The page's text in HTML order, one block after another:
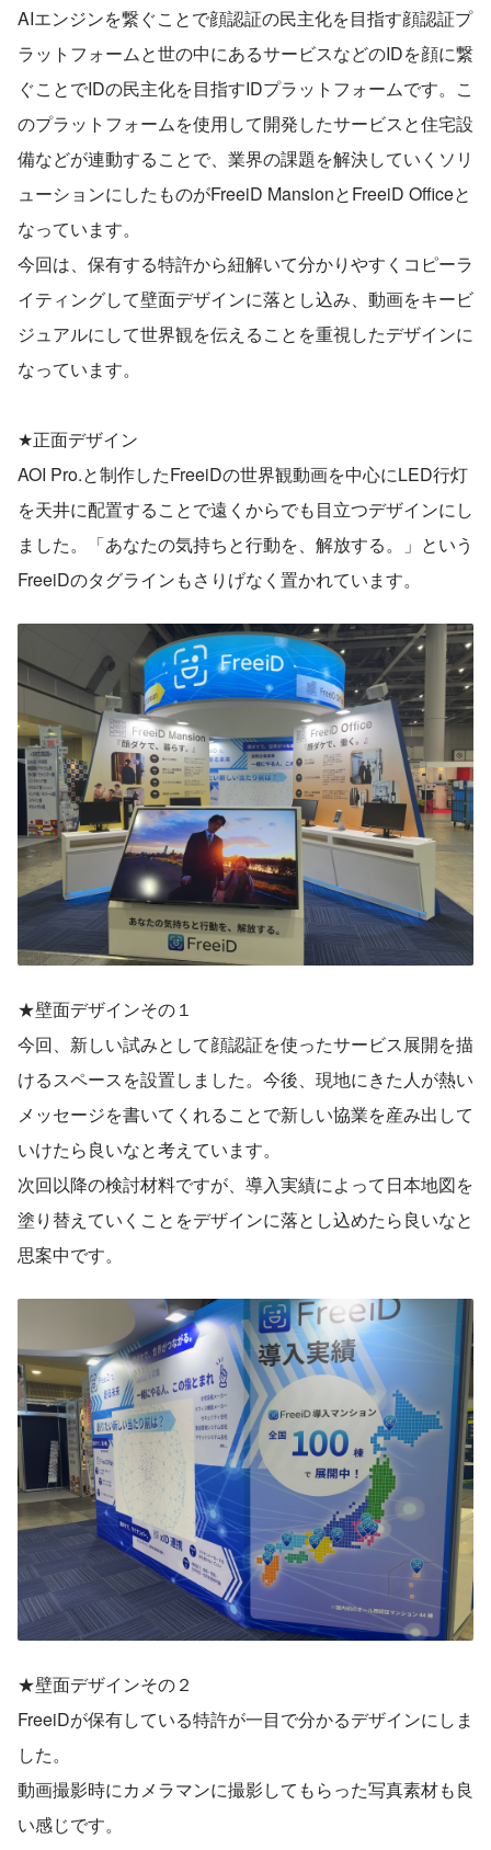
AIエンジンを繋ぐことで顔認証の民主化を目指す顔認証プ
ラットフォームと世の中にあるサービスなどのIDを顔に繋
ぐことでIDの民主化を目指すIDプラットフォームです。こ
のプラットフォームを使用して開発したサービスと住宅設
備などが連動することで、業界の課題を解決していくソリ
ューションにしたものがFreeiD MansionとFreeiD Officeと
なっています。
今回は、保有する特許から紐解いて分かりやすくコピーラ
イティングして壁面デザインに落とし込み、動画をキービ
ジュアルにして世界観を伝えることを重視したデザインに
なっています。
★正面デザイン
AOI Pro.と制作したFreeiDの世界観動画を中心にLED行灯
を天井に配置することで遠くからでも目立つデザインにし
ました。「あなたの気持ちと行動を、解放する。」という
FreeiDのタグラインもさりげなく置かれています。
★壁面デザインその１
今回、新しい試みとして顔認証を使ったサービス展開を描
けるスペースを設置しました。今後、現地にきた人が熱い
メッセージを書いてくれることで新しい協業を産み出して
いけたら良いなと考えています。
次回以降の検討材料ですが、導入実績によって日本地図を
塗り替えていくことをデザインに落とし込めたら良いなと
思案中です。
★壁面デザインその２
FreeiDが保有している特許が一目で分かるデザインにしま
した。
動画撮影時にカメラマンに撮影してもらった写真素材も良
い感じです。